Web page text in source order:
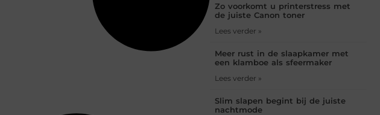
Zo voorkomt u printerstress met
de juiste Canon toner
Lees verder »
Meer rust in de slaapkamer met
een klamboe als sfeermaker
Lees verder »
Slim slapen begint bij de juiste
nachtmode